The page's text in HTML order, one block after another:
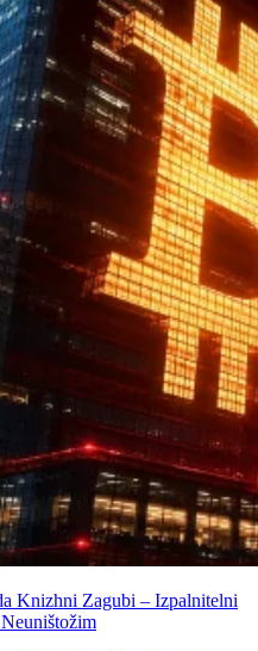
Knizhni Zagubi – Izpalnitelni